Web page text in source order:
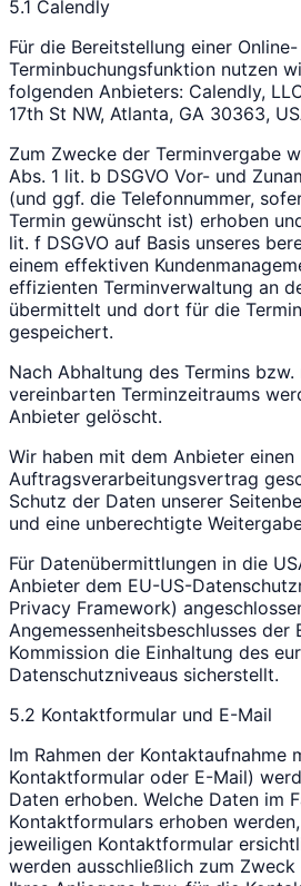
5.1 Calendly
Für die Bereitstellung einer Online-
Terminbuchungsfunktion nutzen
folgenden Anbieters: Calendly,
17th St NW, Atlanta, GA 30363,
Zum Zwecke der Terminvergabe
Abs. 1 lit. b DSGVO Vor- und
(und ggf. die Telefonnummer,
Termin gewünscht ist) erhoben
lit. f DSGVO auf Basis unseres
einem effektiven
effizienten Terminverwaltung an
übermittelt und dort für die
gespeichert.
Nach Abhaltung des Termins
vereinbarten Terminzeitraums
Anbieter gelöscht.
Wir haben mit dem Anbieter einen
Auftragsverarbeitungsvertrag
Schutz der Daten unserer
und eine unberechtigte
Für Datenübermittlungen in die
Anbieter dem EU-US-
Privacy Framework)
Angemessenheitsbeschlusses der
Kommission die Einhaltung des
Datenschutzniveaus sicherstellt.
5.2 Kontaktformular und E-Mail
Im Rahmen der Kontaktaufnahme
Kontaktformular oder E-Mail)
Daten erhoben. Welche Daten im
Kontaktformulars erhoben
jeweiligen Kontaktformular
werden ausschließlich zum